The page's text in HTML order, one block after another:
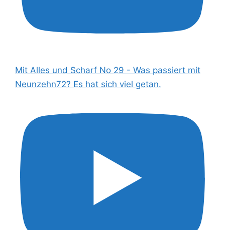
Mit Alles und Scharf No 29 - Was passiert mit
Neunzehn72? Es hat sich viel getan.